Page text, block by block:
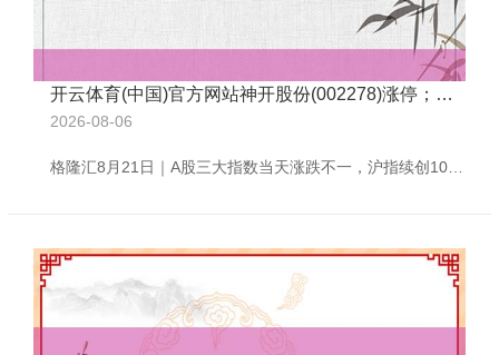
开云体育(中国)官方网站神开股份(002278)涨停；数字货币板块走高-🔥ayx手机版登录(综合)官方网站入口/网页版/安卓/电脑版
2026-08-06
格隆汇8月21日｜A股三大指数当天涨跌不一，沪指续创10年新高；放胆收盘，沪指涨0.13%报3771点，深证成指跌0.06%，创业板指跌0.47%。全天成交额2.46万亿元，较前一往曩昔增量119亿元，全商场近3100下降。 盘面上，跨境支付板块爆发，三未信安、天融信等多股涨停；可燃冰板块走全天强势，神开股份(002278)涨停；数字货币板块走高，北信源(300352)20%涨停；石油化工、钛白粉、电力及数据安全等板块涨幅居前。另外，发电机见地下挫，潍柴重机(000880)跌停；液冷见地大